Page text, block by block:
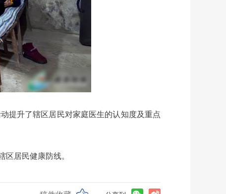
提升了辖区居民对家庭医生的认知度及重点
居民健康防线。